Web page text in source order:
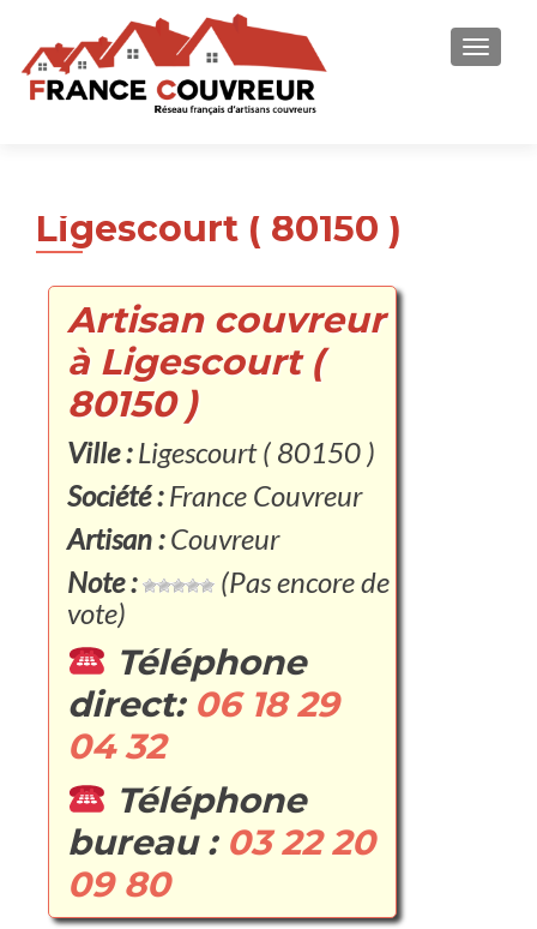
Ligescourt ( 80150 )
Artisan couvreur
à Ligescourt (
80150 )
Ville :Ligescourt ( 80150 )
Société :France Couvreur
Artisan :Couvreur
Note :
(Pas encore de
vote)
Téléphone
direct: 06 18 29
04 32
Téléphone
bureau : 03 22 20
09 80